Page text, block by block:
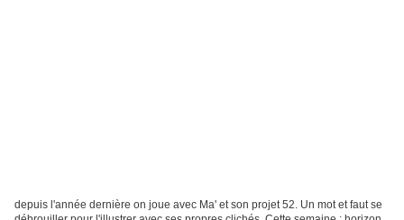
depuis l'année dernière on joue avec Ma' et son projet 52. Un mot et faut se